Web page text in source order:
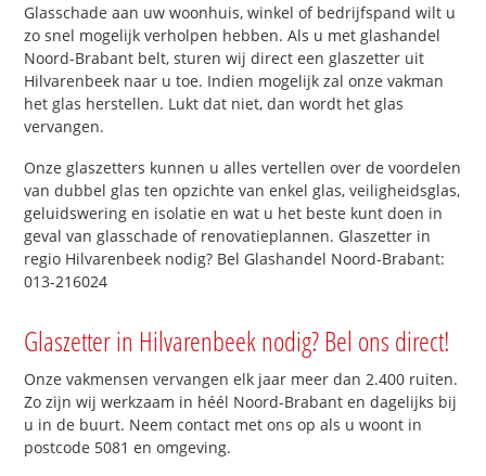
Glasschade aan uw woonhuis, winkel of bedrijfspand wilt u
zo snel mogelijk verholpen hebben. Als u met glashandel
Noord-Brabant belt, sturen wij direct een glaszetter uit
Hilvarenbeek naar u toe. Indien mogelijk zal onze vakman
het glas herstellen. Lukt dat niet, dan wordt het glas
vervangen.
Onze glaszetters kunnen u alles vertellen over de voordelen
van dubbel glas ten opzichte van enkel glas, veiligheidsglas,
geluidswering en isolatie en wat u het beste kunt doen in
geval van glasschade of renovatieplannen. Glaszetter in
regio Hilvarenbeek nodig? Bel Glashandel Noord-Brabant:
013-216024
Glaszetter in Hilvarenbeek nodig? Bel ons direct!
Onze vakmensen vervangen elk jaar meer dan 2.400 ruiten.
Zo zijn wij werkzaam in héél Noord-Brabant en dagelijks bij
u in de buurt. Neem contact met ons op als u woont in
postcode 5081 en omgeving.